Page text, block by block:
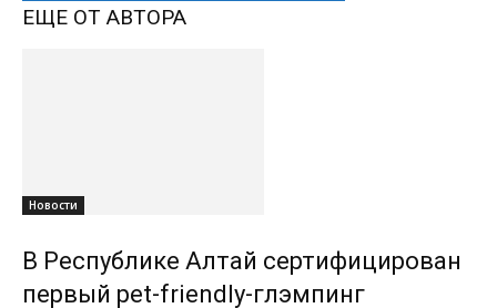
ЕЩЕ ОТ АВТОРА
Новости
В Республике Алтай сертифицирован
первый pet-friendly-глэмпинг